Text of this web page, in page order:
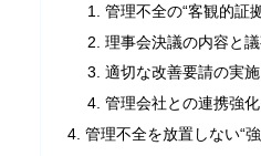
管理不全の“客観的証
理事会決議の内容と
適切な改善要請の実施
管理会社との連携強化
管理不全を放置しない“